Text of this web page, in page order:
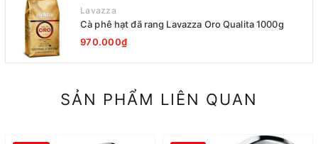
Lavazza
Cà phê hạt đã rang Lavazza Oro Qualita 1000g
970.000₫
SẢN PHẨM LIÊN QUAN